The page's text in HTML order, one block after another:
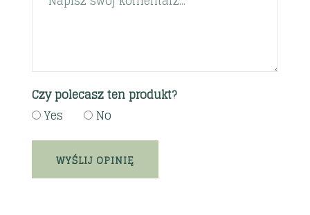
Czy polecasz ten produkt?
Yes
No